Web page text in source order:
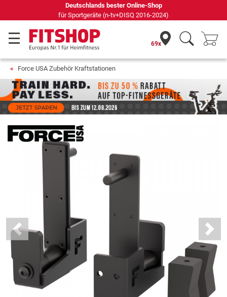
Deutschlands bester Online-Shop
für Sportgeräte (n-tv+DISQ 2016-2024)
69x
Force USA Zubehör Kraftstationen
Previous Next